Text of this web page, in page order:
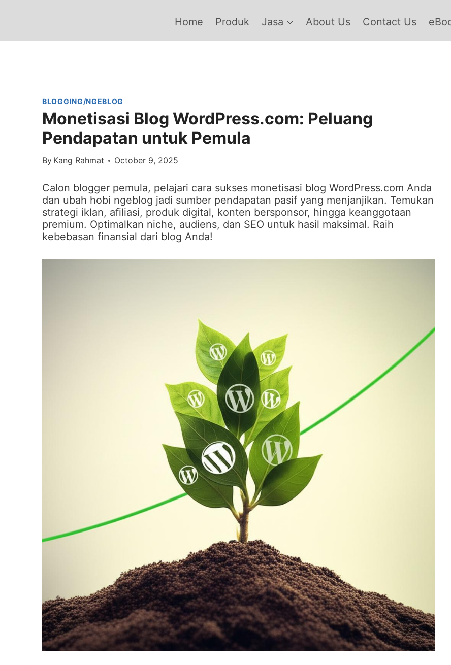
Home Produk Jasa About Us Contact Us
BLOGGING/NGEBLOG
Monetisasi Blog WordPress.com: Peluang
Pendapatan untuk Pemula
By Kang Rahmat October 9, 2025
Calon blogger pemula, pelajari cara sukses monetisasi blog WordPress.com Anda
dan ubah hobi ngeblog jadi sumber pendapatan pasif yang menjanjikan. Temukan
strategi iklan, afiliasi, produk digital, konten bersponsor, hingga keanggotaan
premium. Optimalkan niche, audiens, dan SEO untuk hasil maksimal. Raih
kebebasan finansial dari blog Anda!